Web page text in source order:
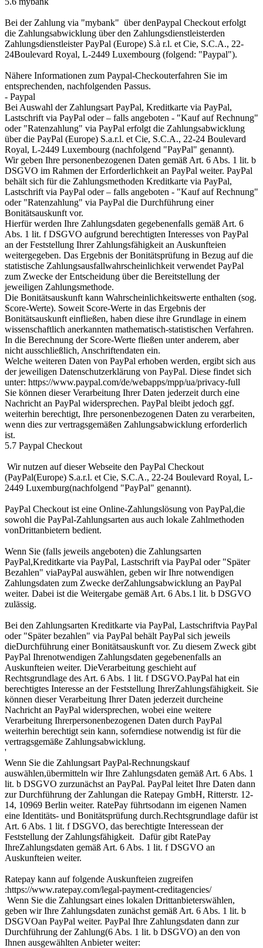
Bei der Zahlung via "mybank" über denPaypal Checkout erfolgt
die Zahlungsabwicklung über den Zahlungsdienstleisterden
Zahlungsdienstleister PayPal (Europe) S.à r.l. et Cie, S.C.A., 22-
24Boulevard Royal, L-2449 Luxembourg (folgend: "Paypal").
Nähere Informationen zum Paypal-Checkouterfahren Sie im
entsprechenden, nachfolgenden Passus.
- Paypal
Bei Auswahl der Zahlungsart PayPal, Kreditkarte via PayPal,
Lastschrift via PayPal oder – falls angeboten - "Kauf auf Rechnung"
oder "Ratenzahlung" via PayPal erfolgt die Zahlungsabwicklung
über die PayPal (Europe) S.a.r.l. et Cie, S.C.A., 22-24 Boulevard
Royal, L-2449 Luxembourg (nachfolgend "PayPal" genannt).
Wir geben Ihre personenbezogenen Daten gemäß Art. 6 Abs. 1 lit. b
DSGVO im Rahmen der Erforderlichkeit an PayPal weiter. PayPal
behält sich für die Zahlungsmethoden Kreditkarte via PayPal,
Lastschrift via PayPal oder – falls angeboten - "Kauf auf Rechnung"
oder "Ratenzahlung" via PayPal die Durchführung einer
Bonitätsauskunft vor.
Hierfür werden Ihre Zahlungsdaten gegebenenfalls gemäß Art. 6
Abs. 1 lit. f DSGVO aufgrund berechtigten Interesses von PayPal
an der Feststellung Ihrer Zahlungsfähigkeit an Auskunfteien
weitergegeben. Das Ergebnis der Bonitätsprüfung in Bezug auf die
statistische Zahlungsausfallwahrscheinlichkeit verwendet PayPal
zum Zwecke der Entscheidung über die Bereitstellung der
jeweiligen Zahlungsmethode.
Die Bonitätsauskunft kann Wahrscheinlichkeitswerte enthalten (sog.
Score-Werte). Soweit Score-Werte in das Ergebnis der
Bonitätsauskunft einfließen, haben diese ihre Grundlage in einem
wissenschaftlich anerkannten mathematisch-statistischen Verfahren.
In die Berechnung der Score-Werte fließen unter anderem, aber
nicht ausschließlich, Anschriftendaten ein.
Welche weiteren Daten von PayPal erhoben werden, ergibt sich aus
der jeweiligen Datenschutzerklärung von PayPal. Diese findet sich
unter: https://www.paypal.com/de/webapps/mpp/ua/privacy-full
Sie können dieser Verarbeitung Ihrer Daten jederzeit durch eine
Nachricht an PayPal widersprechen. PayPal bleibt jedoch ggf.
weiterhin berechtigt, Ihre personenbezogenen Daten zu verarbeiten,
wenn dies zur vertragsgemäßen Zahlungsabwicklung erforderlich
ist.
5.7 Paypal Checkout
Wir nutzen auf dieser Webseite den PayPal Checkout
(PayPal(Europe) S.a.r.l. et Cie, S.C.A., 22-24 Boulevard Royal, L-
2449 Luxemburg(nachfolgend "PayPal" genannt).
PayPal Checkout ist eine Online-Zahlungslösung von PayPal,die
sowohl die PayPal-Zahlungsarten aus auch lokale Zahlmethoden
vonDrittanbietern bedient.
Wenn Sie (falls jeweils angeboten) die Zahlungsarten
PayPal,Kreditkarte via PayPal, Lastschrift via PayPal oder "Später
Bezahlen" viaPayPal auswählen, geben wir Ihre notwendigen
Zahlungsdaten zum Zwecke derZahlungsabwicklung an PayPal
weiter. Dabei ist die Weitergabe gemäß Art. 6 Abs.1 lit. b DSGVO
zulässig.
Bei den Zahlungsarten Kreditkarte via PayPal, Lastschriftvia PayPal
oder "Später bezahlen" via PayPal behält PayPal sich jeweils
dieDurchführung einer Bonitätsauskunft vor. Zu diesem Zweck gibt
PayPal Ihrenotwendigen Zahlungsdaten gegebenenfalls an
Auskunfteien weiter. DieVerarbeitung geschieht auf
Rechtsgrundlage des Art. 6 Abs. 1 lit. f DSGVO.PayPal hat ein
berechtigtes Interesse an der Feststellung IhrerZahlungsfähigkeit. Sie
können dieser Verarbeitung Ihrer Daten jederzeit durcheine
Nachricht an PayPal widersprechen, wobei eine weitere
Verarbeitung Ihrerpersonenbezogenen Daten durch PayPal
weiterhin berechtigt sein kann, soferndiese notwendig ist für die
vertragsgemäße Zahlungsabwicklung.
'
Wenn Sie die Zahlungsart PayPal-Rechnungskauf
auswählen,übermitteln wir Ihre Zahlungsdaten gemäß Art. 6 Abs. 1
lit. b DSGVO zurzunächst an PayPal. PayPal leitet Ihre Daten dann
zur Durchführung der Zahlungan die Ratepay GmbH, Ritterstr. 12-
14, 10969 Berlin weiter. RatePay führtsodann im eigenen Namen
eine Identitäts- und Bonitätsprüfung durch.Rechtsgrundlage dafür ist
Art. 6 Abs. 1 lit. f DSGVO, das berechtigte Interessean der
Feststellung der Zahlungsfähigkeit. Dafür gibt RatePay
IhreZahlungsdaten gemäß Art. 6 Abs. 1 lit. f DSGVO an
Auskunfteien weiter.
Ratepay kann auf folgende Auskunfteien zugreifen
:https://www.ratepay.com/legal-payment-creditagencies/
Wenn Sie die Zahlungsart eines lokalen Drittanbieterswählen,
geben wir Ihre Zahlungsdaten zunächst gemäß Art. 6 Abs. 1 lit. b
DSGVOan PayPal weiter. PayPal Ihre Zahlungsdaten dann zur
Durchführung der Zahlung(6 Abs. 1 lit. b DSGVO) an den von
Ihnen ausgewählten Anbieter weiter: